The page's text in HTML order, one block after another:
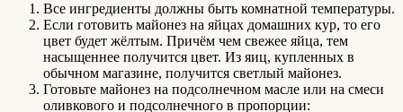
Все ингредиенты должны быть комнатной температуры.
Если готовить майонез на яйцах домашних кур, то его
цвет будет жёлтым. Причём чем свежее яйца, тем
насыщеннее получится цвет. Из яиц, купленных в
обычном магазине, получится светлый майонез.
Готовьте майонез на подсолнечном масле или на смеси
оливкового и подсолнечного в пропорции: